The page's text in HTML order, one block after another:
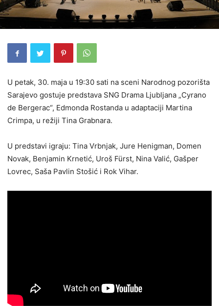
U petak, 30. maja u 19:30 sati na sceni Narodnog pozorišta
Sarajevo gostuje predstava SNG Drama Ljubljana „Cyrano
de Bergerac“, Edmonda Rostanda u adaptaciji Martina
Crimpa, u režiji Tina Grabnara.
U predstavi igraju: Tina Vrbnjak, Jure Henigman, Domen
Novak, Benjamin Krnetić, Uroš Fürst, Nina Valić, Gašper
Lovrec, Saša Pavlin Stošić i Rok Vihar.